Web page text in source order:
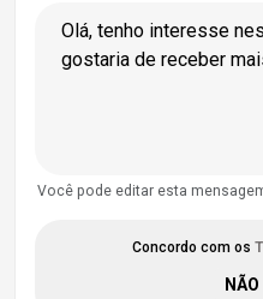
Você pode editar esta
Concordo com os